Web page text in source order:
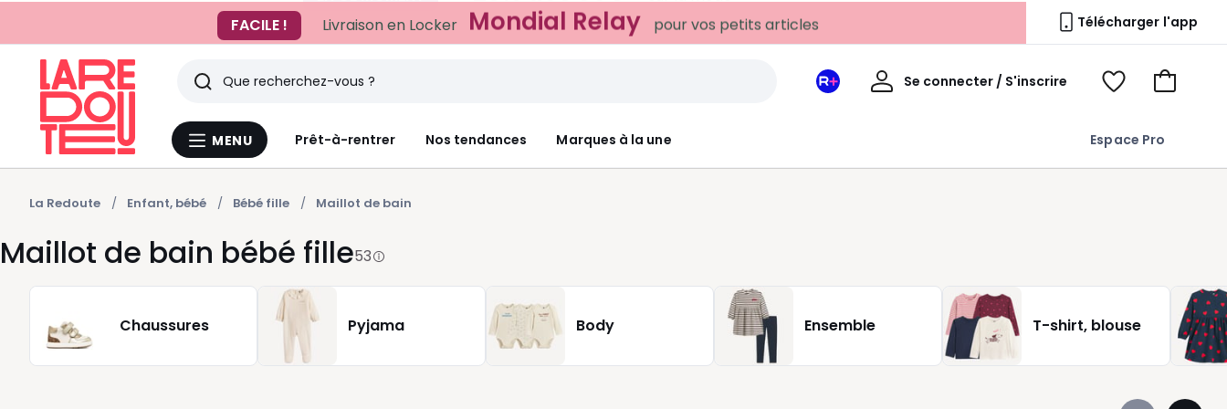
FACILE !
Livraison en Locker Mondial Relay pour vos petits articles Télécharger l'app
Menu
MENU Prêt-à-rentrer Nos tendances Marques à la une Espace Pro
Rechercher
Derniers
articles
vus
Mon
Se connecter / S'inscrire
Mon
Voir
Voir
La Redoute Enfant, bébé Bébé fille Maillot de bain
Maillot de bain bébé fille53
Chaussures Pyjama Body Ensemble T-shirt, blouse